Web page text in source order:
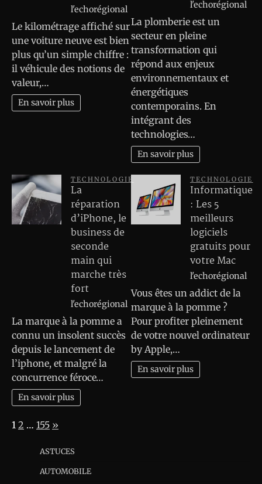
l'echorégional
Le kilométrage affiché sur
une voiture neuve est bien
plus qu’un simple chiffre :
il véhicule des notions de
valeur,…
En savoir plus
l'echorégional
La plomberie est un
secteur en pleine
transformation qui
répond aux enjeux
environnementaux et
énergétiques
contemporains. En
intégrant des
technologies…
En savoir plus
TECHNOLOGIE
La
réparation
d’iPhone, le
business de
seconde
main qui
marche très
fort
l'echorégional
La marque à la pomme a
connu un insolent succès
depuis le lancement de
l’iphone, et malgré la
concurrence féroce…
En savoir plus
TECHNOLOGIE
Informatique
: Les 5
meilleurs
logiciels
gratuits pour
votre Mac
l'echorégional
Vous êtes un addict de la
marque à la pomme ?
Pour profiter pleinement
de votre nouvel ordinateur
by Apple,…
En savoir plus
Page:
1 2 … 155 Next
»
ASTUCES
AUTOMOBILE